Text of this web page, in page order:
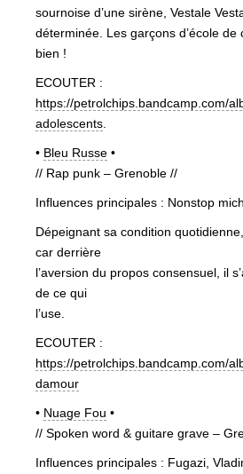
sournoise d’une sirène, Vestale
déterminée. Les garçons d’école
bien !
ECOUTER :
https://petrolchips.bandcamp.com/
adolescents
• Bleu Russe •
// Rap punk – Grenoble //
Influences principales : Nonstop
Dépeignant sa condition
car derrière
l’aversion du propos consensuel, il
de ce qui
l’use.
ECOUTER :
https://petrolchips.bandcamp.com/
damour
• Nuage Fou •
// Spoken word & guitare grave –
Influences principales : Fugazi,